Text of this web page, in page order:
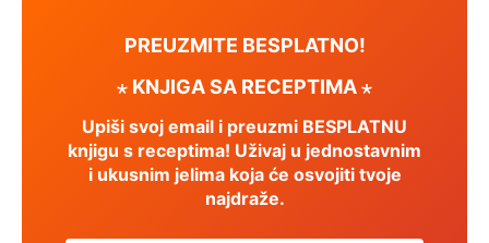
PREUZMITE BESPLATNO!
⋆ KNJIGA SA RECEPTIMA ⋆
Upiši svoj email i preuzmi BESPLATNU
knjigu s receptima! Uživaj u jednostavnim
i ukusnim jelima koja će osvojiti tvoje
najdraže.